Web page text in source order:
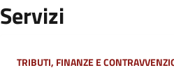
Servizi
Categoria:
TRIBUTI, FINANZE E